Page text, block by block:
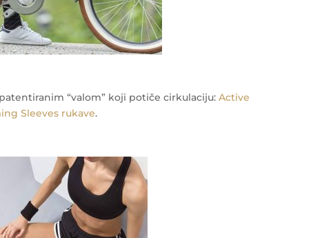
“valom” koji potiče cirkulaciju:Active
Sleeves rukave.